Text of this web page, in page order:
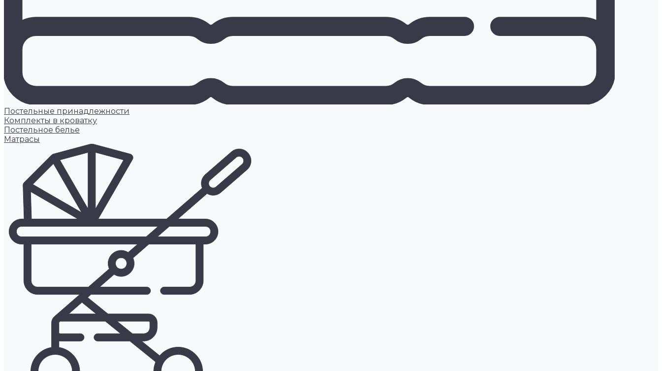
Постельные принадлежности
Комплекты в кроватку
Постельное белье
Матрасы